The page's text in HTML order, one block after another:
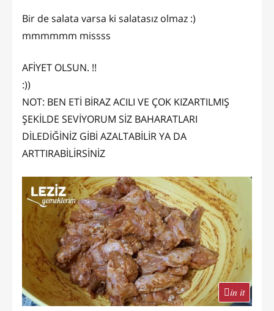
Bir de salata varsa ki salatasız olmaz :)
mmmmmm missss
AFİYET OLSUN. !!
:))
NOT: BEN ETİ BİRAZ ACILI VE ÇOK KIZARTILMIŞ
ŞEKİLDE SEVİYORUM SİZ BAHARATLARI
DİLEDİĞİNİZ GİBİ AZALTABİLİR YA DA
ARTTIRABİLİRSİNİZ
in it